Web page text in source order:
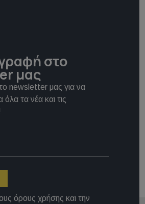
στο
μας
newsletter μας για να
όλα τα νέα και τις
όρους χρήσης και την